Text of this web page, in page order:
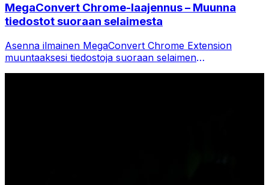
MegaConvert Chrome-laajennus – Muunna
tiedostot suoraan selaimesta
Asenna ilmainen MegaConvert Chrome Extension
muuntaaksesi tiedostoja suoraan selaimen